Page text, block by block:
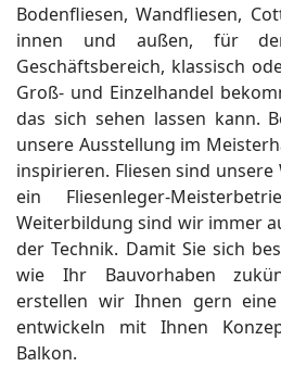
Bodenfliesen, Wandfliesen,
innen und außen, für
Geschäftsbereich, klassisch
Groß- und Einzelhandel
das sich sehen lassen kann.
unsere Ausstellung im
inspirieren. Fliesen sind unsere
ein Fliesenleger-
Weiterbildung sind wir immer
der Technik. Damit Sie sich
wie Ihr Bauvorhaben
erstellen wir Ihnen gern eine
entwickeln mit Ihnen
Balkon.